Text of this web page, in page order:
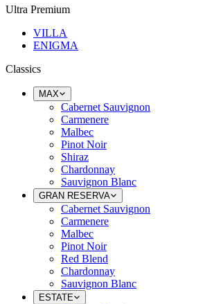
Ultra Premium
VILLA
ENIGMA
Classics
MAX
Cabernet Sauvignon
Carmenere
Malbec
Pinot Noir
Shiraz
Chardonnay
Sauvignon Blanc
GRAN RESERVA
Cabernet Sauvignon
Carmenere
Malbec
Pinot Noir
Red Blend
Chardonnay
Sauvignon Blanc
ESTATE